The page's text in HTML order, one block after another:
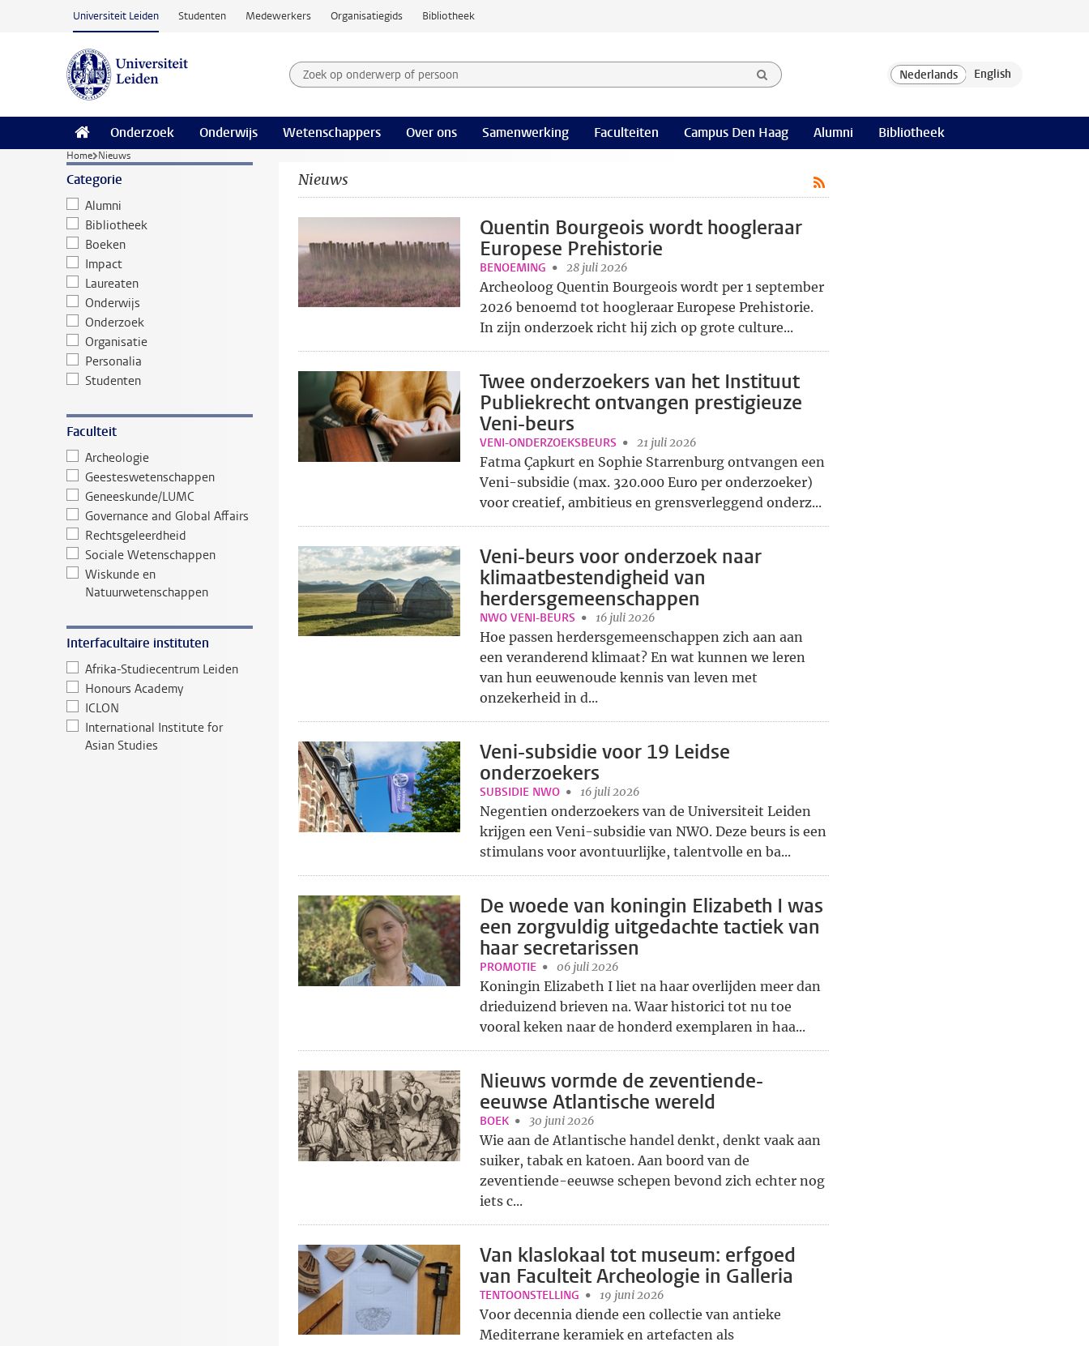
Ga naar hoofdinhoud
Universiteit Leiden Studenten Medewerkers Organisatiegids Bibliotheek
Zoek op onderwerp of persoon en selecteer categorie
Zoekterm
Onderzoek Onderwijs Wetenschappers Over ons Samenwerking Faculteiten Campus Den Haag Alumni Bibliotheek
Home Nieuws
Categorie
Alumni
Bibliotheek
Boeken
Impact
Laureaten
Onderwijs
Onderzoek
Organisatie
Personalia
Studenten
Faculteit
Archeologie
Geesteswetenschappen
Geneeskunde/LUMC
Governance and Global Affairs
Rechtsgeleerdheid
Sociale Wetenschappen
Wiskunde en
Natuurwetenschappen
Interfacultaire instituten
Afrika-Studiecentrum Leiden
Honours Academy
ICLON
International Institute for
Asian Studies
Nieuws
Quentin Bourgeois wordt hoogleraar
Europese Prehistorie
BENOEMING 28 juli 2026
Archeoloog Quentin Bourgeois wordt per 1 september
2026 benoemd tot hoogleraar Europese Prehistorie.
In zijn onderzoek richt hij zich op grote culture...
Twee onderzoekers van het Instituut
Publiekrecht ontvangen prestigieuze
Veni-beurs
VENI-ONDERZOEKSBEURS 21 juli 2026
Fatma Çapkurt en Sophie Starrenburg ontvangen een
Veni-subsidie (max. 320.000 Euro per onderzoeker)
voor creatief, ambitieus en grensverleggend onderz...
Veni-beurs voor onderzoek naar
klimaatbestendigheid van
herdersgemeenschappen
NWO VENI-BEURS 16 juli 2026
Hoe passen herdersgemeenschappen zich aan aan
een veranderend klimaat? En wat kunnen we leren
van hun eeuwenoude kennis van leven met
onzekerheid in d...
Veni-subsidie voor 19 Leidse
onderzoekers
SUBSIDIE NWO 16 juli 2026
Negentien onderzoekers van de Universiteit Leiden
krijgen een Veni-subsidie van NWO. Deze beurs is een
stimulans voor avontuurlijke, talentvolle en ba...
De woede van koningin Elizabeth I was
een zorgvuldig uitgedachte tactiek van
haar secretarissen
PROMOTIE 06 juli 2026
Koningin Elizabeth I liet na haar overlijden meer dan
drieduizend brieven na. Waar historici tot nu toe
vooral keken naar de honderd exemplaren in haa...
Nieuws vormde de zeventiende-
eeuwse Atlantische wereld
BOEK 30 juni 2026
Wie aan de Atlantische handel denkt, denkt vaak aan
suiker, tabak en katoen. Aan boord van de
zeventiende-eeuwse schepen bevond zich echter nog
iets c...
Van klaslokaal tot museum: erfgoed
van Faculteit Archeologie in Galleria
TENTOONSTELLING 19 juni 2026
Voor decennia diende een collectie van antieke
Mediterrane keramiek en artefacten als